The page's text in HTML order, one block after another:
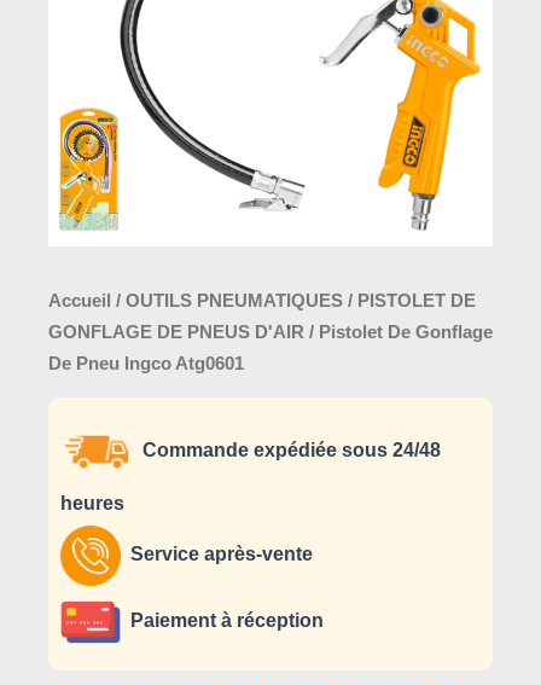
Accueil / OUTILS PNEUMATIQUES / PISTOLET DE
GONFLAGE DE PNEUS D'AIR / Pistolet De Gonflage
De Pneu Ingco Atg0601
Commande expédiée sous 24/48
heures
Service après-vente
Paiement à réception